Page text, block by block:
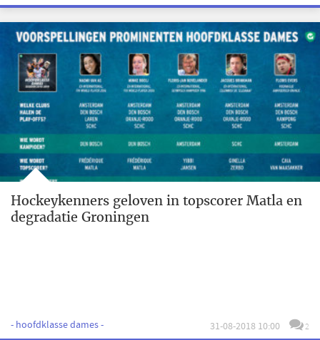
Hockeykenners geloven in topscorer Matla en
degradatie Groningen
- hoofdklasse dames - 31-08-2018 10:00 2